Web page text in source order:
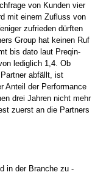
von Kunden vier
mit einem Zufluss von
zufrieden dürften
Group hat keinen Ruf
bis dato laut Preqin-
lediglich 1,4. Ob
abfällt, ist
Anteil der Performance
drei Jahren nicht mehr
zuerst an die Partners
in der Branche zu